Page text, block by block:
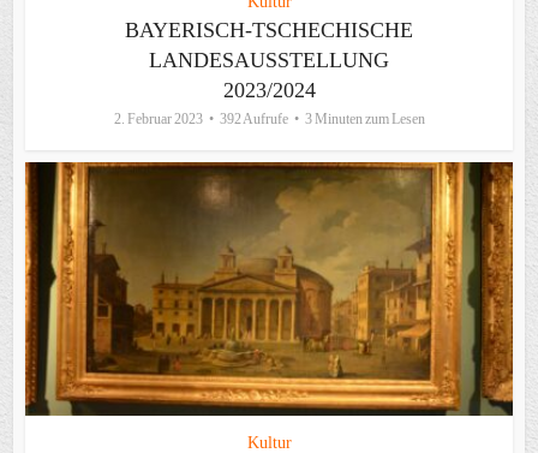
BAYERISCH-TSCHECHISCHE
LANDESAUSSTELLUNG
2023/2024
2. Februar 2023 392 Aufrufe 3 Minuten zum Lesen
Kultur